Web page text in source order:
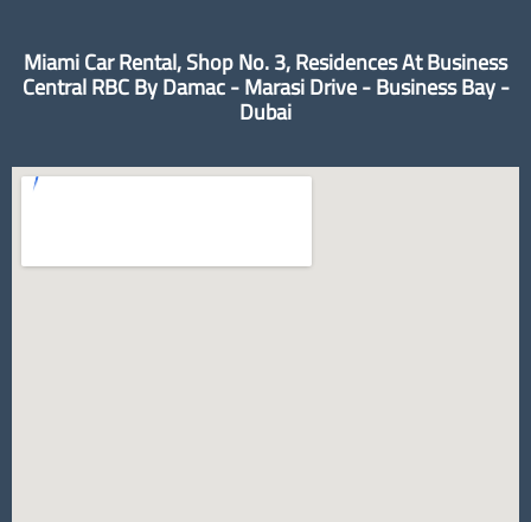
Miami Car Rental, Shop No. 3, Residences At Business
Central RBC By Damac - Marasi Drive - Business Bay -
Dubai